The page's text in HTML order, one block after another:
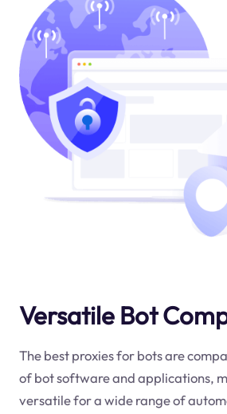
Versatile Bot
The best proxies for bots are
of bot software and applications,
versatile for a wide range of